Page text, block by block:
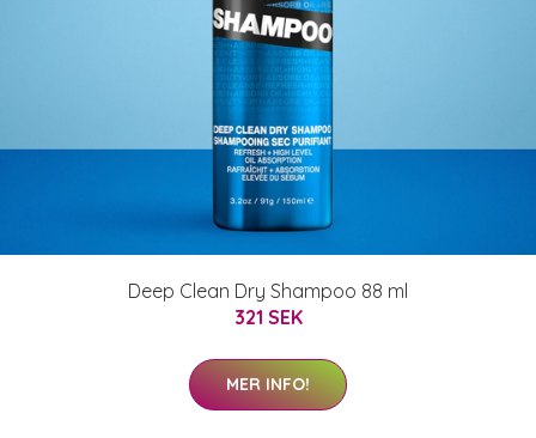
Deep Clean Dry Shampoo 88 ml
321 SEK
MER INFO!